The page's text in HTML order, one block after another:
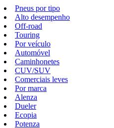
Pneus por tipo
Alto desempenho
Off-road
Touring
Por veículo
Automóvel
Caminhonetes
CUV/SUV
Comerciais leves
Por marca
Alenza
Dueler
Ecopia
Potenza